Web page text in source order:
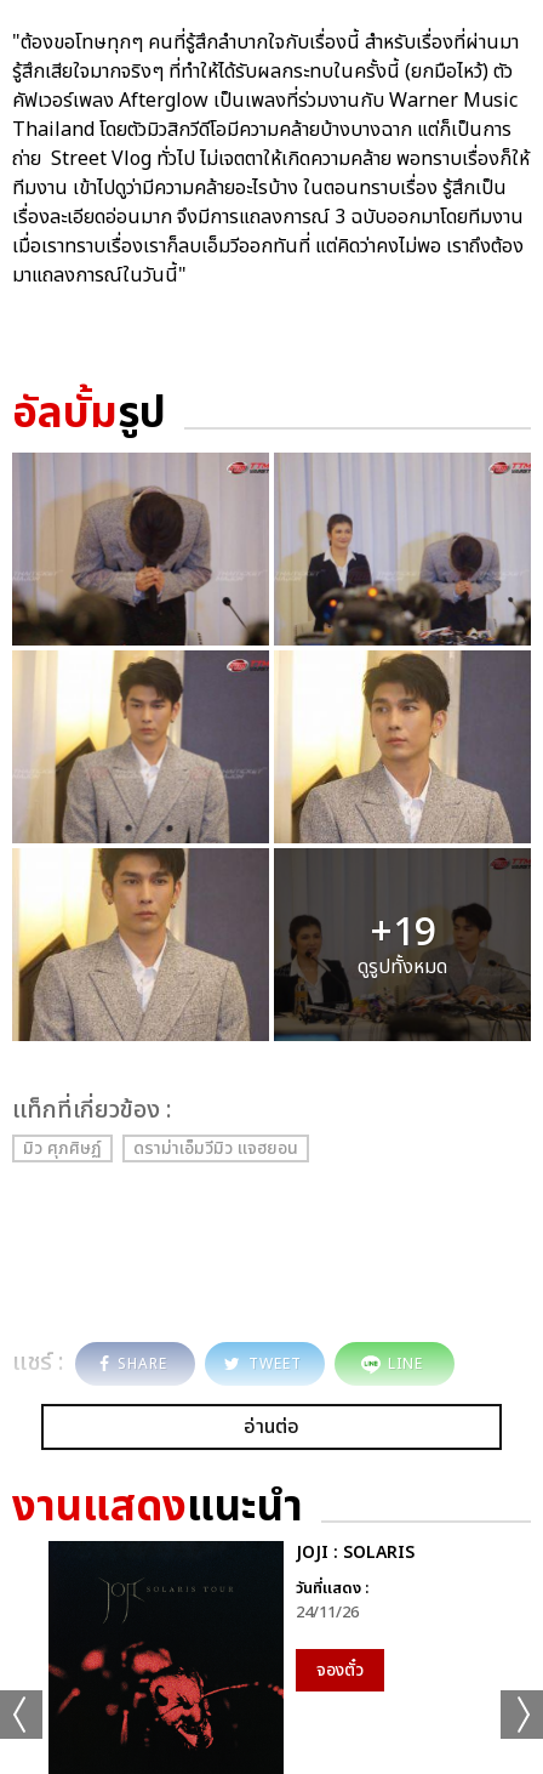
"ต้องขอโทษทุกๆ คนที่รู้สึกลำบากใจกับเรื่องนี้ สำหรับเรื่องที่ผ่านมา
รู้สึกเสียใจมากจริงๆ ที่ทำให้ได้รับผลกระทบในครั้งนี้ (ยกมือไหว้) ตัว
คัฟเวอร์เพลง Afterglow เป็นเพลงที่ร่วมงานกับ Warner Music
Thailand โดยตัวมิวสิกวีดีโอมีความคล้ายบ้างบางฉาก แต่ก็เป็นการ
ถ่าย Street Vlog ทั่วไป ไม่เจตตาให้เกิดความคล้าย พอทราบเรื่องก็ให้
ทีมงาน เข้าไปดูว่ามีความคล้ายอะไรบ้าง ในตอนทราบเรื่อง รู้สึกเป็น
เรื่องละเอียดอ่อนมาก จึงมีการแถลงการณ์ 3 ฉบับออกมาโดยทีมงาน
เมื่อเราทราบเรื่องเราก็ลบเอ็มวีออกทันที่ แต่คิดว่าคงไม่พอ เราถึงต้อง
มาแถลงการณ์ในวันนี้"
อัลบั้มรูป
+19
ดูรูปทั้งหมด
เเท็กที่เกี่ยวข้อง :
มิว ศุภศิษฏ์ ดราม่าเอ็มวีมิว แจฮยอน
แชร์ : SHARE TWEET LINE
อ่านต่อ
งานแสดงแนะนำ
JOJI : SOLARIS
วันที่แสดง :
24/11/26
จองตั๋ว